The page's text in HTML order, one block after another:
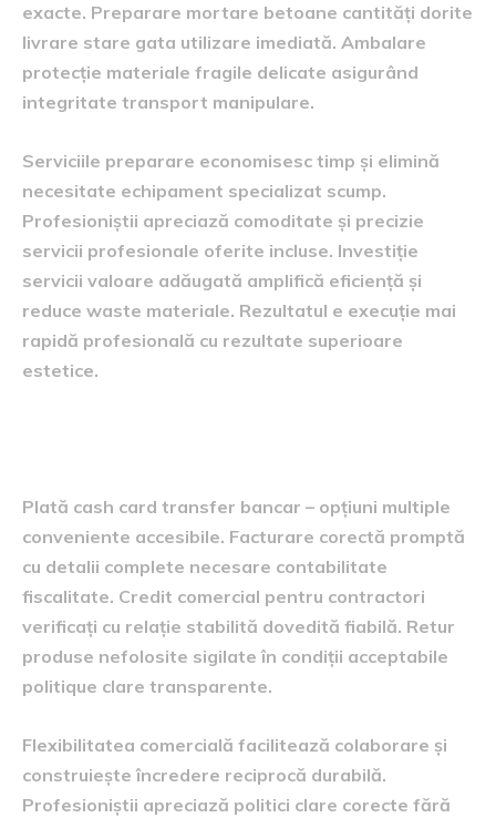
exacte. Preparare mortare betoane cantități dorite
livrare stare gata utilizare imediată. Ambalare
protecție materiale fragile delicate asigurând
integritate transport manipulare.
Serviciile preparare economisesc timp și elimină
necesitate echipament specializat scump.
Profesioniștii apreciază comoditate și precizie
servicii profesionale oferite incluse. Investiție
servicii valoare adăugată amplifică eficiență și
reduce waste materiale. Rezultatul e execuție mai
rapidă profesională cu rezultate superioare
estetice.
Plată cash card transfer bancar – opțiuni multiple
conveniente accesibile. Facturare corectă promptă
cu detalii complete necesare contabilitate
fiscalitate. Credit comercial pentru contractori
verificați cu relație stabilită dovedită fiabilă. Retur
produse nefolosite sigilate în condiții acceptabile
politique clare transparente.
Flexibilitatea comercială facilitează colaborare și
construiește încredere reciprocă durabilă.
Profesioniștii apreciază politici clare corecte fără